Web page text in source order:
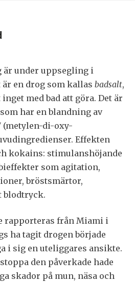
är under uppsegling i
en drog som kallas badsalt,
med bad att göra. Det är
har en blandning av
(metylen-di-oxy-
Effekten
kokains: stimulanshöjande
som agitation,
bröstsmärtor,
blodtryck.
rapporteras från Miami i
ha tagit drogen började
i sig en uteliggares ansikte.
den påverkade hade
skador på mun, näsa och